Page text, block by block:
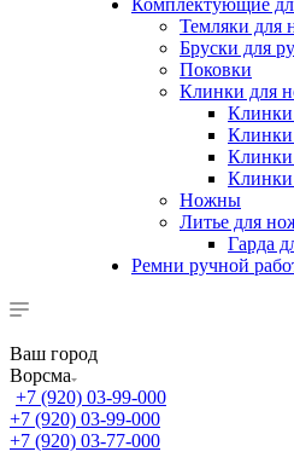
Комплектующие
Темляки для
Бруски для
Поковки
Клинки для
Клинки
Клинки
Клинки
Клинки
Ножны
Литье для
Гарда
Ремни ручной
Ваш город
Ворсма
+7 (920) 03-99-000
+7 (920) 03-99-000
+7 (920) 03-77-000